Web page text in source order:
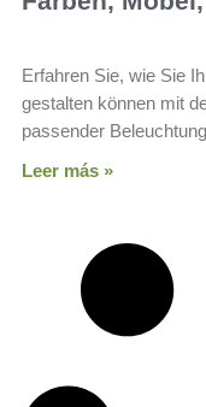
Erfahren Sie, wie Sie
gestalten können mit
passender
Leer más »